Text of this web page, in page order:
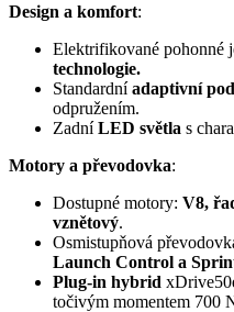
Design a komfort:
Elektrifikované pohonné
technologie.
Standardníadaptivní
odpružením.
ZadníLED světla s
Motory a převodovka:
Dostupné motory: V8,
vznětový.
Osmistupňová
Launch Control a
Plug-in hybrid
točivým momentem 700